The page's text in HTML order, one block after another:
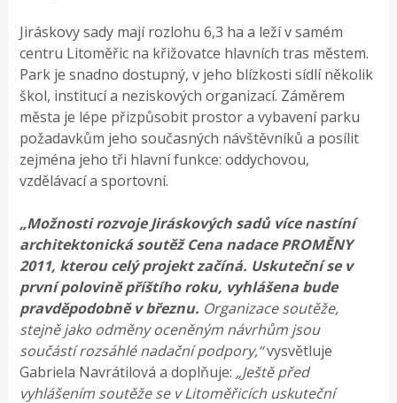
Jiráskovy sady mají rozlohu 6,3 ha a leží v samém
centru Litoměřic na křižovatce hlavních tras městem.
Park je snadno dostupný, v jeho blízkosti sídlí několik
škol, institucí a neziskových organizací. Záměrem
města je lépe přizpůsobit prostor a vybavení parku
požadavkům jeho současných návštěvníků a posílit
zejména jeho tři hlavní funkce: oddychovou,
vzdělávací a sportovní.
„Možnosti rozvoje Jiráskových sadů více nastíní
architektonická soutěž Cena nadace PROMĚNY
2011, kterou celý projekt začíná. Uskuteční se v
první polovině příštího roku, vyhlášena bude
pravděpodobně v březnu. Organizace soutěže,
stejně jako odměny oceněným návrhům jsou
součástí rozsáhlé nadační podpory,“vysvětluje
Gabriela Navrátilová a doplňuje: „Ještě před
vyhlášením soutěže se v Litoměřicích uskuteční